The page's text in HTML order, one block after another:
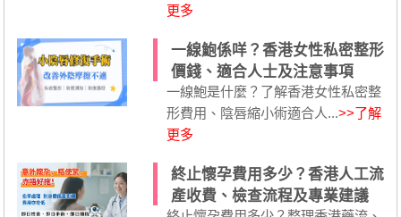
更多
一線鮑係咩？香港女性私密整形
價錢、適合人士及注意事項
一線鮑是什麼？了解香港女性私密整
形費用、陰唇縮小術適合人...>>了解
更多
終止懷孕費用多少？香港人工流
產收費、檢查流程及專業建議